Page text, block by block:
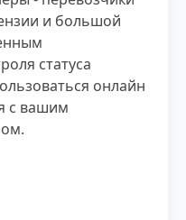
и большой
статуса
онлайн
с вашим